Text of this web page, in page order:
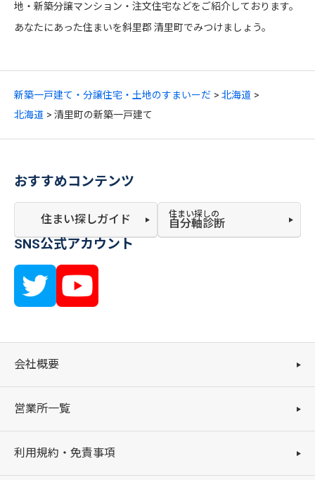
新築一戸建て・分譲住宅・土地のすまいーだ
北海道
北海道
清里町の新築一戸建て
地・新築分譲マンション・注文住宅などをご紹介しております。
あなたにあった住まいを斜里郡 清里町でみつけましょう。
おすすめコンテンツ
住まい探しガイド 住まい探しの
自分軸診断
SNS公式アカウント
会社概要
営業所一覧
利用規約・免責事項